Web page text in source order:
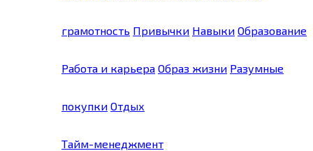
грамотность Привычки Навыки Образование
Работа и карьера Образ жизни Разумные
покупки Отдых
Тайм-менеджмент